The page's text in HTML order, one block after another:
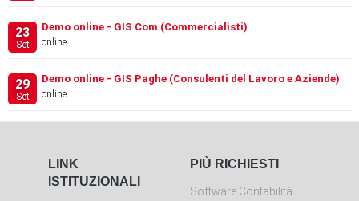
23
Set
Demo online - GIS Com (Commercialisti)
online
29
Set
Demo online - GIS Paghe (Consulenti del Lavoro e Aziende)
online
LINK
ISTITUZIONALI
PIÙ RICHIESTI
Software Contabilità